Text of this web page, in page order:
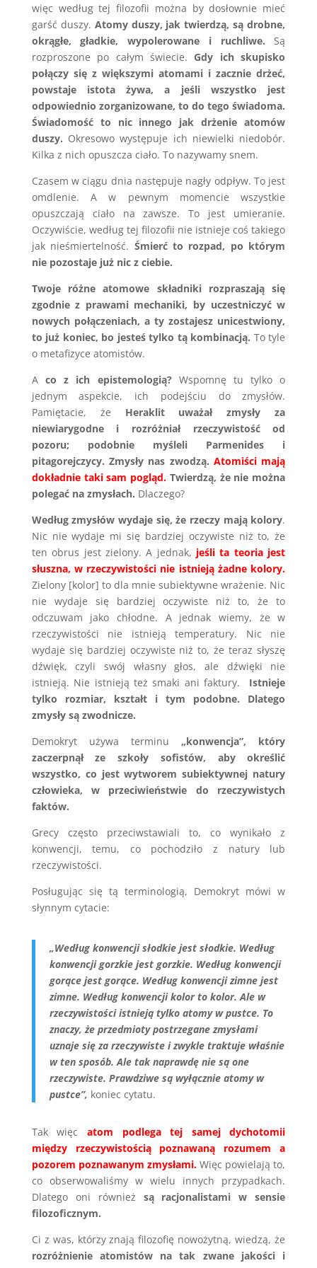
więc według tej filozofii można by dosłownie mieć
garść duszy. Atomy duszy, jak twierdzą, są drobne,
okrągłe, gładkie, wypolerowane i ruchliwe. Są
rozproszone po całym świecie. Gdy ich skupisko
połączy się z większymi atomami i zacznie drżeć,
powstaje istota żywa, a jeśli wszystko jest
odpowiednio zorganizowane, to do tego świadoma.
Świadomość to nic innego jak drżenie atomów
duszy. Okresowo występuje ich niewielki niedobór.
Kilka z nich opuszcza ciało. To nazywamy snem.
Czasem w ciągu dnia następuje nagły odpływ. To jest
omdlenie. A w pewnym momencie wszystkie
opuszczają ciało na zawsze. To jest umieranie.
Oczywiście, według tej filozofii nie istnieje coś takiego
jak nieśmiertelność. Śmierć to rozpad, po którym
nie pozostaje już nic z ciebie.
Twoje różne atomowe składniki rozpraszają się
zgodnie z prawami mechaniki, by uczestniczyć w
nowych połączeniach, a ty zostajesz unicestwiony,
to już koniec, bo jesteś tylko tą kombinacją. To tyle
o metafizyce atomistów.
A co z ich epistemologią?Wspomnę tu tylko o
jednym aspekcie, ich podejściu do zmysłów.
Pamiętacie, że Heraklit uważał zmysły za
niewiarygodne i rozróżniał rzeczywistość od
pozoru; podobnie myśleli Parmenides i
pitagorejczycy. Zmysły nas zwodzą. Atomiści mają
dokładnie taki sam pogląd. Twierdzą, że nie można
polegać na zmysłach. Dlaczego?
Według zmysłów wydaje się, że rzeczy mają kolory.
Nic nie wydaje mi się bardziej oczywiste niż to, że
ten obrus jest zielony. A jednak, jeśli ta teoria jest
słuszna, w rzeczywistości nie istnieją żadne kolory.
Zielony [kolor] to dla mnie subiektywne wrażenie. Nic
nie wydaje się bardziej oczywiste niż to, że to
odczuwam jako chłodne. A jednak wiemy, że w
rzeczywistości nie istnieją temperatury. Nic nie
wydaje się bardziej oczywiste niż to, że teraz słyszę
dźwięk, czyli swój własny głos, ale dźwięki nie
istnieją. Nie istnieją też smaki ani faktury. Istnieje
tylko rozmiar, kształt i tym podobne. Dlatego
zmysły są zwodnicze.
Demokryt używa terminu „konwencja”, który
zaczerpnął ze szkoły sofistów, aby określić
wszystko, co jest wytworem subiektywnej natury
człowieka, w przeciwieństwie do rzeczywistych
faktów.
Grecy często przeciwstawiali to, co wynikało z
konwencji, temu, co pochodziło z natury lub
rzeczywistości.
Posługując się tą terminologią, Demokryt mówi w
słynnym cytacie:
„Według konwencji słodkie jest słodkie. Według
konwencji gorzkie jest gorzkie. Według konwencji
gorące jest gorące. Według konwencji zimne jest
zimne. Według konwencji kolor to kolor. Ale w
rzeczywistości istnieją tylko atomy w pustce. To
znaczy, że przedmioty postrzegane zmysłami
uznaje się za rzeczywiste i zwykle traktuje właśnie
w ten sposób. Ale tak naprawdę nie są one
rzeczywiste. Prawdziwe są wyłącznie atomy w
pustce”, koniec cytatu.
Tak więc atom podlega tej samej dychotomii
między rzeczywistością poznawaną rozumem a
pozorem poznawanym zmysłami. Więc powielają to,
co obserwowaliśmy w wielu innych przypadkach.
Dlatego oni również są racjonalistami w sensie
filozoficznym.
Ci z was, którzy znają filozofię nowożytną, wiedzą, że
rozróżnienie atomistów na tak zwane jakości i